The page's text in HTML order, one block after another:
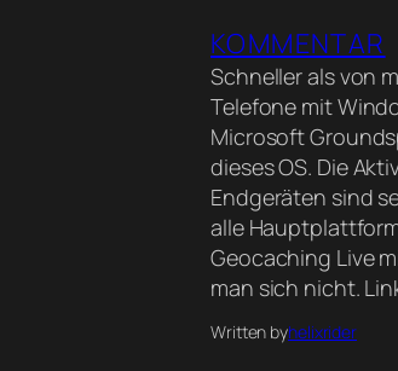
KOMMENTAR
Schneller als von
Telefone mit
Microsoft
dieses OS. Die
Endgeräten sind
alle
Geocaching Live
man sich nicht.
Written byhelixrider